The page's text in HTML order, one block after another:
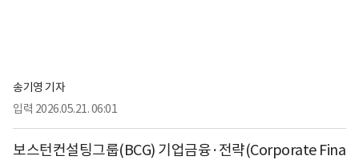
송기영 기자
입력 2026.05.21. 06:01
보스턴컨설팅그룹(BCG) 기업금융·전략(Corporate Fina